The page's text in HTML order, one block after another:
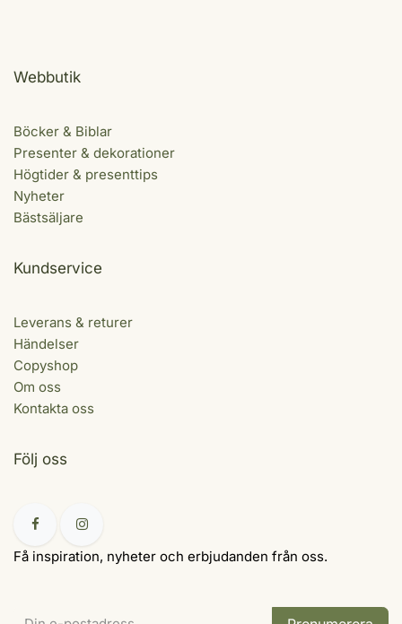
Webbutik
Böcker & Biblar
Presenter & dekorationer
Högtider & presenttips
Nyheter
Bästsäljare
Kundservice
Leverans & returer
Händelser
Copyshop
Om oss
Kontakta oss
Följ oss
Få inspiration, nyheter och erbjudanden från oss.